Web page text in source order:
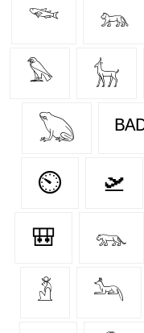
𓆝 𓃬
𓅃 𓃴
𓆏
⏲ 🛫
🎒 𓃮
𓁳 𓃢